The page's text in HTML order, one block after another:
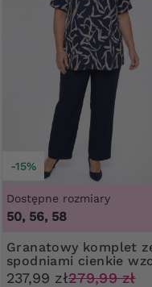
-15%
Dostępne rozmiary
50, 56, 58
Granatowy komplet ze
spodniami cienkie
237,99 zł279,99 zł